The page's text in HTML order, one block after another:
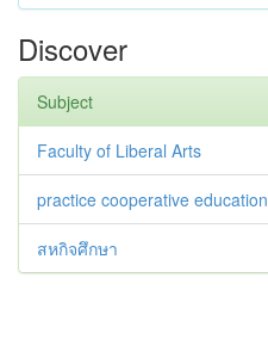
Discover
Subject
Faculty of Liberal Arts
practice cooperative education
สหกิจศึกษา